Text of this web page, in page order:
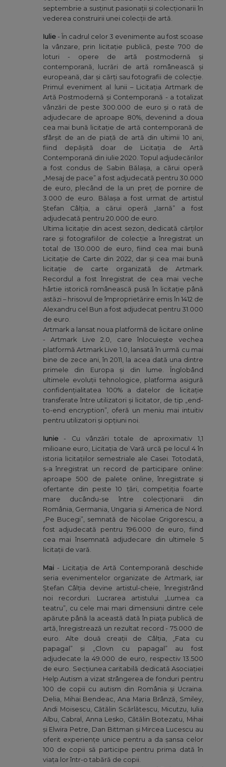
septembrie a susținut pasionații și colecționarii în
vederea construirii unei colecții de artă.
Iulie- În cadrul celor 3 evenimente au fost scoase
la vânzare, prin licitație publică, peste 700 de
loturi - opere de artă postmodernă și
contemporană, lucrări de artă românească și
europeană, dar și cărți sau fotografii de colecție.
Primul eveniment al lunii – Licitația Artmark de
Artă Postmodernă și Contemporană - a totalizat
vânzări de peste 300.000 de euro și o rată de
adjudecare de aproape 80%, devenind a doua
cea mai bună licitație de artă contemporană de
sfârșit de an de piață de artă din ultimii 10 ani,
fiind depășită doar de Licitația de Artă
Contemporană din iulie 2020. Topul adjudecărilor
a fost condus de Sabin Bălașa, a cărui operă
„Mesaj de pace” a fost adjudecată pentru 30.000
de euro, plecând de la un preț de pornire de
3.000 de euro. Bălașa a fost urmat de artistul
Ștefan Câlția, a cărui operă „Iarnă” a fost
adjudecată pentru 20.000 de euro.
Ultima licitație din acest sezon, dedicată cărților
rare și fotografiilor de colecție a înregistrat un
total de 130.000 de euro, fiind cea mai bună
Licitație de Carte din 2022, dar și cea mai bună
licitație de carte organizată de Artmark.
Recordul a fost înregistrat de cea mai veche
hârtie istorică românească pusă în licitație până
astăzi – hrisovul de împroprietărire emis în 1412 de
Alexandru cel Bun a fost adjudecat pentru 31.000
de euro.
Artmark a lansat noua platformă de licitare online
- Artmark Live 2.0, care înlocuiește vechea
platformă Artmark Live 1.0, lansată în urmă cu mai
bine de zece ani, în 2011, la acea dată una dintre
primele din Europa și din lume. Înglobând
ultimele evoluții tehnologice, platforma asigură
confidențialitatea 100% a datelor de licitație
transferate între utilizatori și licitator, de tip „end-
to-end encryption”, oferă un meniu mai intuitiv
pentru utilizatori și opțiuni noi.
Iunie- Cu vânzări totale de aproximativ 1,1
milioane euro, Licitația de Vară urcă pe locul 4 în
istoria licitațiilor semestriale ale Casei. Totodată,
s-a înregistrat un record de participare online:
aproape 500 de palete online, înregistrate și
ofertante din peste 10 țări, competiția foarte
mare ducându-se între colecționarii din
România, Germania, Ungaria și America de Nord.
„Pe Bucegi”, semnată de Nicolae Grigorescu, a
fost adjudecată pentru 196.000 de euro, fiind
cea mai însemnată adjudecare din ultimele 5
licitații de vară.
Mai- Licitația de Artă Contemporană deschide
seria evenimentelor organizate de Artmark, iar
Ștefan Câlția devine artistul-cheie, înregistrând
noi recorduri. Lucrarea artistului „Lumea ca
teatru”, cu cele mai mari dimensiuni dintre cele
apărute până la această dată în piața publică de
artă, înregistrează un rezultat record - 75.000 de
euro. Alte două creaţii de Câlţia, „Fata cu
papagal” şi „Clovn cu papagal” au fost
adjudecate la 49.000 de euro, respectiv 13.500
de euro. Secțiunea caritabilă dedicată Asociației
Help Autism a vizat strângerea de fonduri pentru
100 de copii cu autism din România și Ucraina.
Delia, Mihai Bendeac, Ana Maria Brânză, Smiley,
Andi Moisescu, Cătălin Scărlătescu, Micutzu, Iulia
Albu, Cabral, Anna Lesko, Cătălin Botezatu, Mihai
și Elwira Petre, Dan Bittman și Mircea Lucescu au
oferit experiențe unice pentru a da șansa celor
100 de copii să participe pentru prima dată în
viața lor într-o tabără de copii.